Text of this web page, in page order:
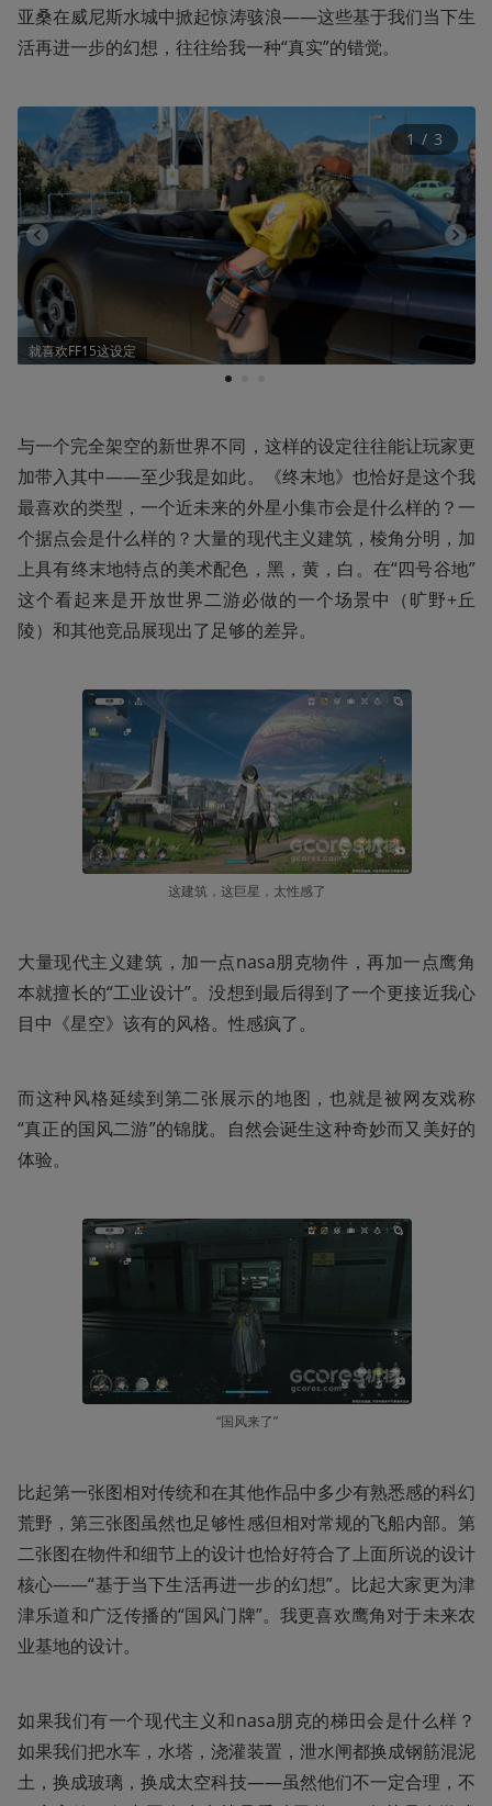
亚桑在威尼斯水城中掀起惊涛骇浪——这些基于我们当下生
活再进一步的幻想，往往给我一种“真实”的错觉。
就喜欢FF15这设定
1
1 / 3
与一个完全架空的新世界不同，这样的设定往往能让玩家更
加带入其中——至少我是如此。《终末地》也恰好是这个我
最喜欢的类型，一个近未来的外星小集市会是什么样的？一
个据点会是什么样的？大量的现代主义建筑，棱角分明，加
上具有终末地特点的美术配色，黑，黄，白。在“四号谷地”
这个看起来是开放世界二游必做的一个场景中（旷野+丘
陵）和其他竞品展现出了足够的差异。
这建筑，这巨星，太性感了
大量现代主义建筑，加一点nasa朋克物件，再加一点鹰角
本就擅长的“工业设计”。没想到最后得到了一个更接近我心
目中《星空》该有的风格。性感疯了。
而这种风格延续到第二张展示的地图，也就是被网友戏称
“真正的国风二游”的锦胧。自然会诞生这种奇妙而又美好的
体验。
“国风来了”
比起第一张图相对传统和在其他作品中多少有熟悉感的科幻
荒野，第三张图虽然也足够性感但相对常规的飞船内部。第
二张图在物件和细节上的设计也恰好符合了上面所说的设计
核心——“基于当下生活再进一步的幻想”。比起大家更为津
津乐道和广泛传播的“国风门牌”。我更喜欢鹰角对于未来农
业基地的设计。
如果我们有一个现代主义和nasa朋克的梯田会是什么样？
如果我们把水车，水塔，浇灌装置，泄水闸都换成钢筋混泥
土，换成玻璃，换成太空科技——虽然他们不一定合理，不